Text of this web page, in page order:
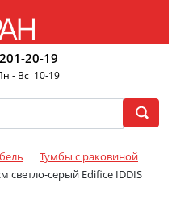
20-19
- Вс 10-19
Тумбы с раковиной
светло-серый Edifice IDDIS